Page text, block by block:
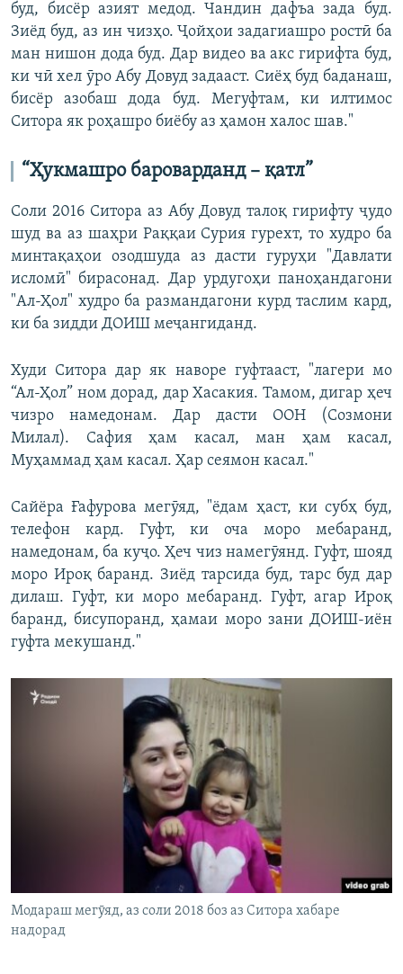
буд, бисёр азият медод. Чандин дафъа зада буд.
Зиёд буд, аз ин чизҳо. Ҷойҳои задагиашро ростӣ ба
ман нишон дода буд. Дар видео ва акс гирифта буд,
ки чӣ хел ӯро Абу Довуд задааст. Сиёҳ буд баданаш,
бисёр азобаш дода буд. Мегуфтам, ки илтимос
Ситора як роҳашро биёбу аз ҳамон халос шав."
“Ҳукмашро бароварданд– қатл”
Cоли 2016 Ситора аз Абу Довуд талоқ гирифту ҷудо
шуд ва аз шаҳри Раққаи Сурия гурехт, то худро ба
минтақаҳои озодшуда аз дасти гуруҳи "Давлати
исломӣ" бирасонад. Дар урдугоҳи паноҳандагони
"Ал-Ҳол" худро ба размандагони курд таслим кард,
ки ба зидди ДОИШ меҷангиданд.
Худи Ситора дар як наворе гуфтааст, "лагери мо
“Ал-Ҳол” ном дорад, дар Хасакия. Тамом, дигар ҳеч
чизро намедонам. Дар дасти OOН (Созмони
Милал). Сафия ҳам касал, ман ҳам касал,
Муҳаммад ҳам касал. Ҳар сеямон касал."
Сайёра Ғафурова мегӯяд, "ёдам ҳаст, ки субҳ буд,
телефон кард. Гуфт, ки оча моро мебаранд,
намедонам, ба куҷо. Ҳеч чиз намегӯянд. Гуфт, шояд
моро Ироқ баранд. Зиёд тарсида буд, тарс буд дар
дилаш. Гуфт, ки моро мебаранд. Гуфт, агар Ироқ
баранд, бисупоранд, ҳамаи моро зани ДОИШ-иён
гуфта мекушанд."
Модараш мегӯяд, аз соли 2018 боз аз Ситора хабаре
надорад